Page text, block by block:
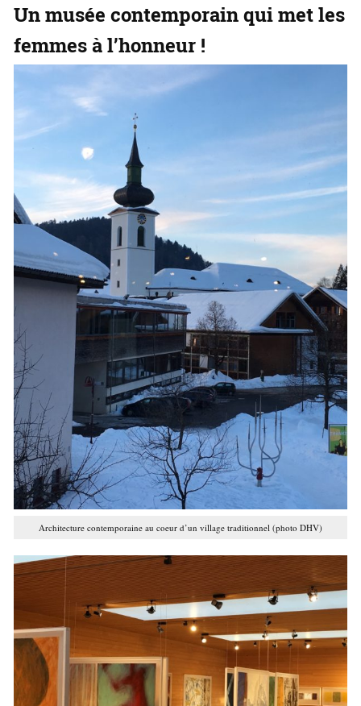
Un musée contemporain qui met les
femmes à l’honneur !
Architecture contemporaine au coeur d’un village traditionnel (photo DHV)